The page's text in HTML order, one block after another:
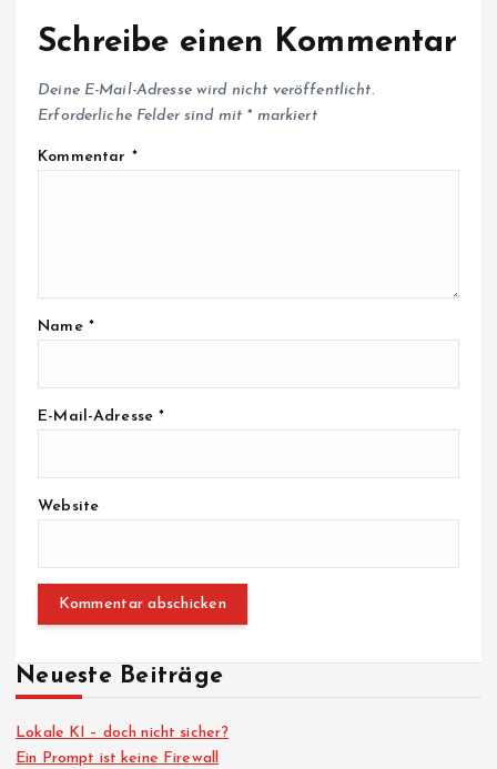
Schreibe einen Kommentar
Deine E-Mail-Adresse wird nicht veröffentlicht.
Erforderliche Felder sind mit *markiert
Kommentar *
Name *
E-Mail-Adresse*
Website
Neueste Beiträge
Lokale KI – doch nicht sicher?
Ein Prompt ist keine Firewall